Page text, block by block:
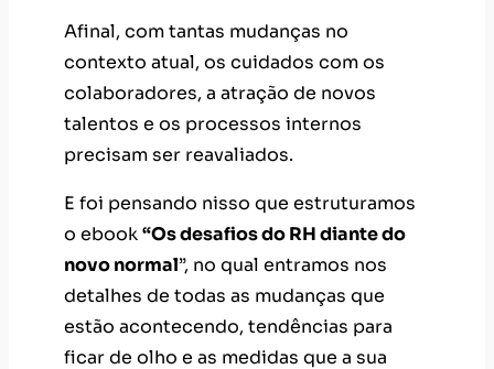
Afinal, com tantas mudanças no
contexto atual, os cuidados com os
colaboradores, a atração de novos
talentos e os processos internos
precisam ser reavaliados.
E foi pensando nisso que estruturamos
o ebook“Os desafios do RH diante do
novo normal”, no qual entramos nos
detalhes de todas as mudanças que
estão acontecendo, tendências para
ficar de olho e as medidas que a sua